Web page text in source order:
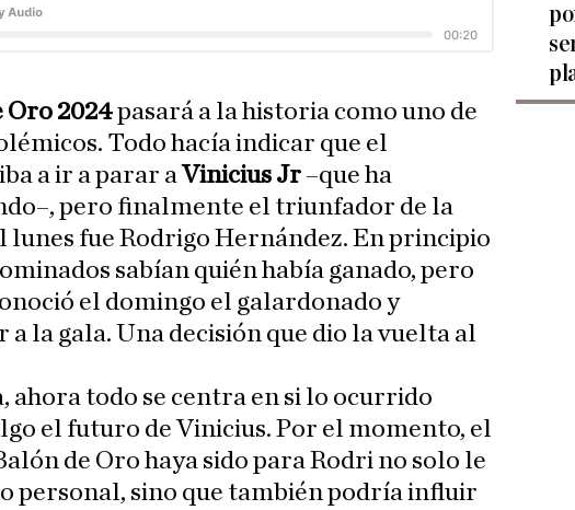
Oro 2024pasará a la historia como uno de
Todo hacía indicar que el
a ir a parar aVinicius Jr –que ha
pero finalmente el triunfador de la
lunes fue Rodrigo Hernández. En principio
sabían quién había ganado, pero
el domingo el galardonado y
la gala. Una decisión que dio la vuelta al
ahora todo se centra en si lo ocurrido
el futuro de Vinicius. Por el momento, el
de Oro haya sido para Rodri no solo le
personal, sino que también podría influir